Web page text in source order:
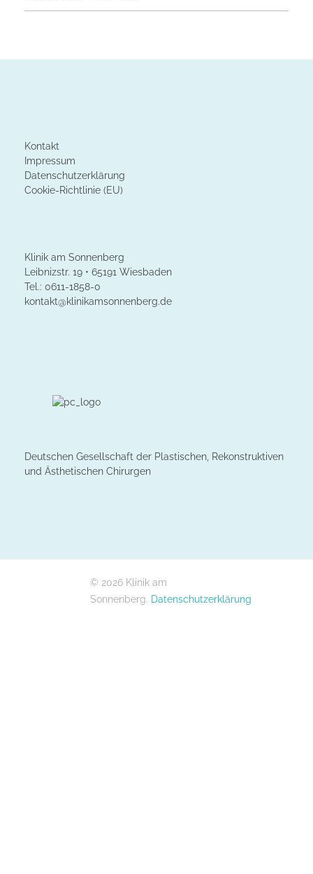
Kontakt
Impressum
Datenschutzerklärung
Cookie-Richtlinie (EU)
Klinik am Sonnenberg
Leibnizstr. 19 • 65191 Wiesbaden
Tel.: 0611-1858-0
kontakt@klinikamsonnenberg.de
Deutschen Gesellschaft der Plastischen, Rekonstruktiven
und Ästhetischen Chirurgen
© 2026 Klinik am
Sonnenberg.
Datenschutzerklärung